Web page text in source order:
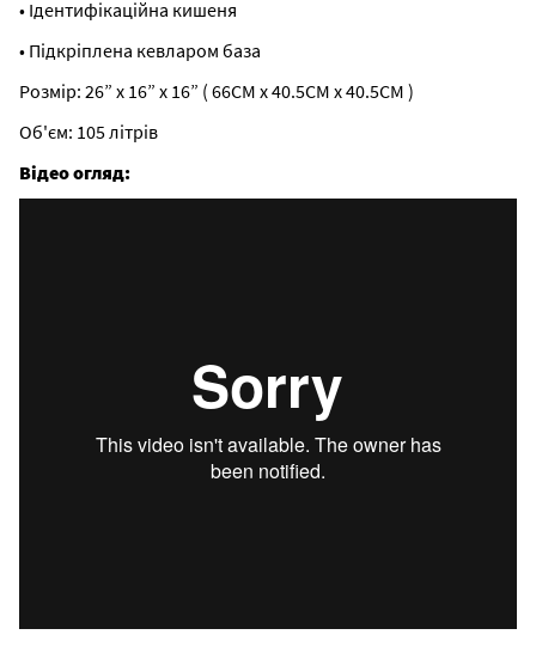
• Ідентифікаційна кишеня
• Підкріплена кевларом база
Розмір: 26” x 16” x 16” ( 66CM x 40.5CM x 40.5CM )
Об'єм: 105 літрів
Відео огляд: